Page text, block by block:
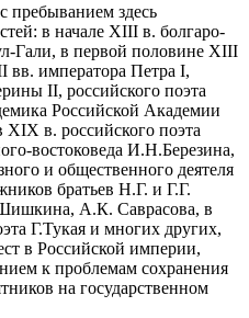
пребыванием здесь
в начале XIII в. болгаро-
Гали, в первой половине XIII
вв. императора Петра I,
II, российского поэта
Российской Академии
в. российского поэта
востоковеда И.Н.Березина,
и общественного деятеля
братьев Н.Г. и Г.Г.
А.К. Саврасова, в
Г.Тукая и многих других,
в Российской империи,
к проблемам сохранения
на государственном